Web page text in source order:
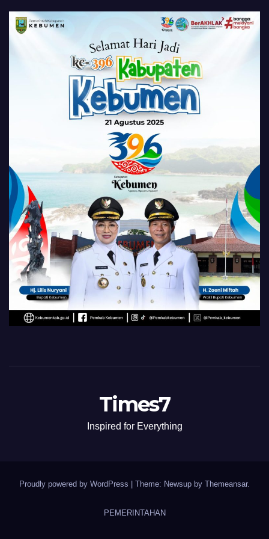
Times7
Inspired for Everything
Proudly powered by WordPress | Theme: Newsup by Themeansar.
PEMERINTAHAN